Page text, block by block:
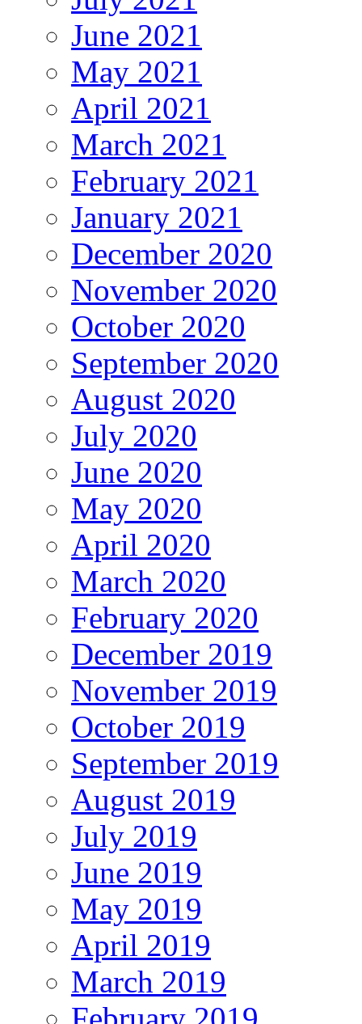
June 2021
May 2021
April 2021
March 2021
February 2021
January 2021
December 2020
November 2020
October 2020
September 2020
August 2020
July 2020
June 2020
May 2020
April 2020
March 2020
February 2020
December 2019
November 2019
October 2019
September 2019
August 2019
July 2019
June 2019
May 2019
April 2019
March 2019